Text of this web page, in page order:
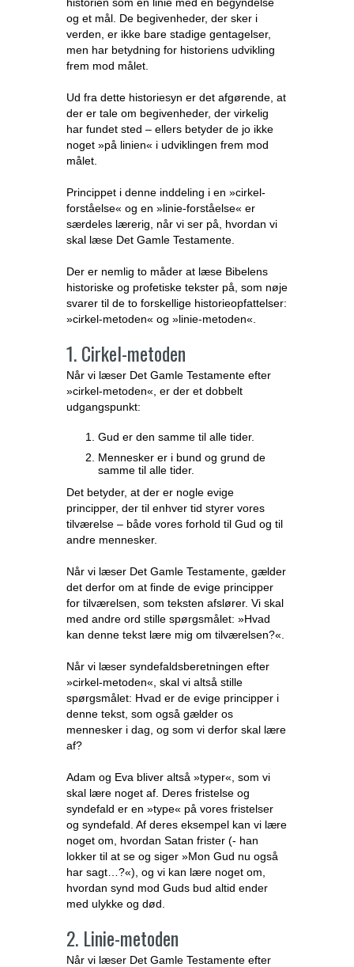
og et mål. De begivenheder, der sker i
verden, er ikke bare stadige gentagelser,
men har betydning for historiens udvikling
frem mod målet.
Ud fra dette historiesyn er det afgørende, at
der er tale om begivenheder, der virkelig
har fundet sted – ellers betyder de jo ikke
noget »på linien« i udviklingen frem mod
målet.
Princippet i denne inddeling i en »cirkel-
forståelse« og en »linie-forståelse« er
særdeles lærerig, når vi ser på, hvordan vi
skal læse Det Gamle Testamente.
Der er nemlig to måder at læse Bibelens
historiske og profetiske tekster på, som nøje
svarer til de to forskellige historieopfattelser:
»cirkel-metoden« og »linie-metoden«.
1. Cirkel-metoden
Når vi læser Det Gamle Testamente efter
»cirkel-metoden«, er der et dobbelt
udgangspunkt:
Gud er den samme til alle tider.
Mennesker er i bund og grund de
samme til alle tider.
Det betyder, at der er nogle evige
principper, der til enhver tid styrer vores
tilværelse – både vores forhold til Gud og til
andre mennesker.
Når vi læser Det Gamle Testamente, gælder
det derfor om at finde de evige principper
for tilværelsen, som teksten afslører. Vi skal
med andre ord stille spørgsmålet: »Hvad
kan denne tekst lære mig om tilværelsen?«.
Når vi læser syndefaldsberetningen efter
»cirkel-metoden«, skal vi altså stille
spørgsmålet: Hvad er de evige principper i
denne tekst, som også gælder os
mennesker i dag, og som vi derfor skal lære
af?
Adam og Eva bliver altså »typer«, som vi
skal lære noget af. Deres fristelse og
syndefald er en »type« på vores fristelser
og syndefald. Af deres eksempel kan vi lære
noget om, hvordan Satan frister (- han
lokker til at se og siger »Mon Gud nu også
har sagt…?«), og vi kan lære noget om,
hvordan synd mod Guds bud altid ender
med ulykke og død.
2. Linie-metoden
Når vi læser Det Gamle Testamente efter